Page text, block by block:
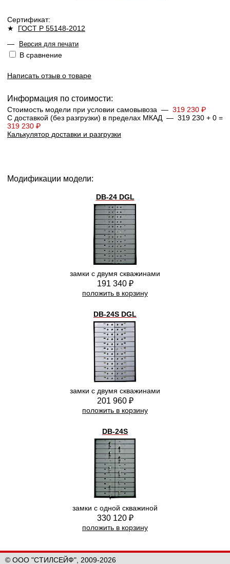
Сертификат:
★ ГОСТ Р 55148-2012
—
Версия для печати
В сравнение
Написать отзыв о товаре
Информация по стоимости:
Стоимость модели при условии самовывоза — 319 230 ₽
С доставкой (без разгрузки) в пределах МКАД — 319 230 + 0 =
319 230 ₽
Калькулятор доставки и разгрузки
Модификации модели:
DB-24 DGL
замки с двумя скважинами
191 340 ₽
положить в корзину
DB-24S DGL
замки с двумя скважинами
201 960 ₽
положить в корзину
DB-24S
замки с одной скважиной
330 120 ₽
положить в корзину
© ООО "СТИЛСЕЙФ", 2009-2026